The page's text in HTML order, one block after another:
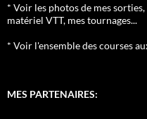
* Voir les photos de mes
matériel VTT, mes tournages...
* Voir l'ensemble des courses
MES PARTENAIRES: